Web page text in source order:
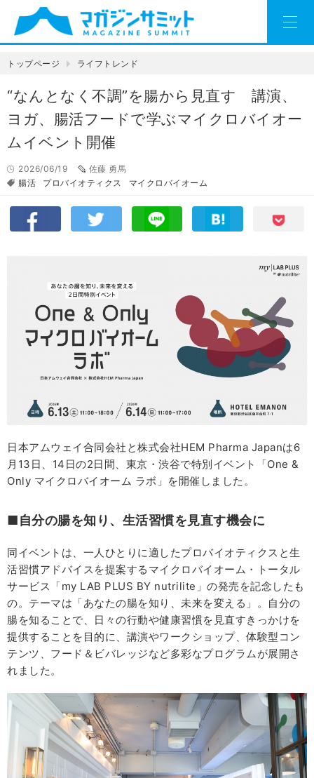
トップページ ライフトレンド
“なんとなく不調”を腸から見直す 講演、
ヨガ、腸活フードで学ぶマイクロバイオー
ムイベント開催
2026/06/19
佐藤 勇馬
腸活
プロバイオティクス マイクロバイオーム
日本アムウェイ合同会社と株式会社HEM Pharma Japanは6
月13日、14日の2日間、東京・渋谷で特別イベント「One &
Only マイクロバイオーム ラボ」を開催しました。
■自分の腸を知り、生活習慣を見直す機会に
同イベントは、一人ひとりに適したプロバイオティクスと生
活習慣アドバイスを提案するマイクロバイオーム・トータル
サービス「my LAB PLUS BY nutrilite」の発売を記念したも
の。テーマは「あなたの腸を知り、未来を変える」。自分の
腸を知ることで、日々の行動や健康習慣を見直すきっかけを
提供することを目的に、講演やワークショップ、体験型コン
テンツ、フード＆ビバレッジなど多彩なプログラムが展開さ
れました。